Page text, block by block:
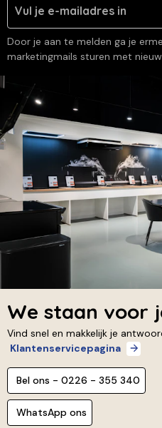
Door je aan te melden ga je
marketingmails sturen met
We staan voor
Vind snel en makkelijk je
Klantenservicepagina
Bel ons - 0226 - 355 340
WhatsApp ons